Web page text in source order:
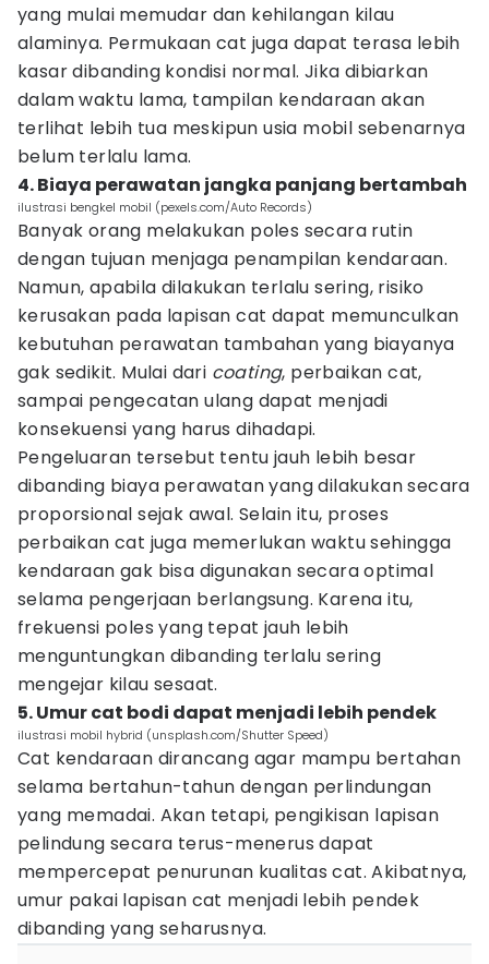
yang mulai memudar dan kehilangan kilau
alaminya. Permukaan cat juga dapat terasa lebih
kasar dibanding kondisi normal. Jika dibiarkan
dalam waktu lama, tampilan kendaraan akan
terlihat lebih tua meskipun usia mobil sebenarnya
belum terlalu lama.
4. Biaya perawatan jangka panjang bertambah
ilustrasi bengkel mobil (pexels.com/Auto Records)
Banyak orang melakukan poles secara rutin
dengan tujuan menjaga penampilan kendaraan.
Namun, apabila dilakukan terlalu sering, risiko
kerusakan pada lapisan cat dapat memunculkan
kebutuhan perawatan tambahan yang biayanya
gak sedikit. Mulai dari coating, perbaikan cat,
sampai pengecatan ulang dapat menjadi
konsekuensi yang harus dihadapi.
Pengeluaran tersebut tentu jauh lebih besar
dibanding biaya perawatan yang dilakukan secara
proporsional sejak awal. Selain itu, proses
perbaikan cat juga memerlukan waktu sehingga
kendaraan gak bisa digunakan secara optimal
selama pengerjaan berlangsung. Karena itu,
frekuensi poles yang tepat jauh lebih
menguntungkan dibanding terlalu sering
mengejar kilau sesaat.
5. Umur cat bodi dapat menjadi lebih pendek
ilustrasi mobil hybrid (unsplash.com/Shutter Speed)
Cat kendaraan dirancang agar mampu bertahan
selama bertahun-tahun dengan perlindungan
yang memadai. Akan tetapi, pengikisan lapisan
pelindung secara terus-menerus dapat
mempercepat penurunan kualitas cat. Akibatnya,
umur pakai lapisan cat menjadi lebih pendek
dibanding yang seharusnya.